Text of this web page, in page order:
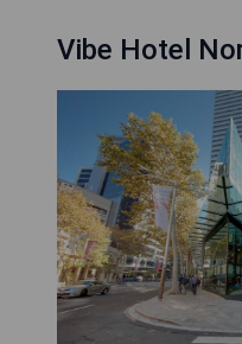
Vibe Hotel